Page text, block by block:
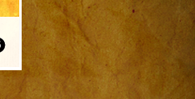
Hansel și Gretel